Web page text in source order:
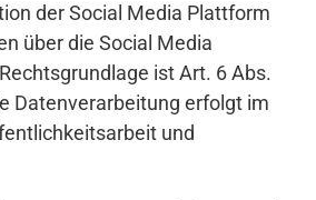
der Social Media Plattform
über die Social Media
ist Art. 6 Abs.
Datenverarbeitung erfolgt im
und